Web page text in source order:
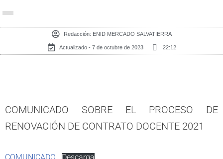
Redacción: ENID MERCADO SALVATIERRA
Actualizado - 7 de octubre de 2023 22:12
COMUNICADO SOBRE EL PROCESO DE
RENOVACIÓN DE CONTRATO DOCENTE 2021